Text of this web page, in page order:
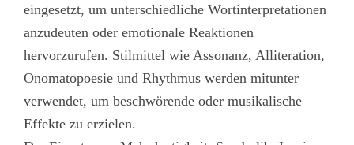
eingesetzt, um unterschiedliche Wortinterpretationen
anzudeuten oder emotionale Reaktionen
hervorzurufen. Stilmittel wie Assonanz, Alliteration,
Onomatopoesie und Rhythmus werden mitunter
verwendet, um beschwörende oder musikalische
Effekte zu erzielen.